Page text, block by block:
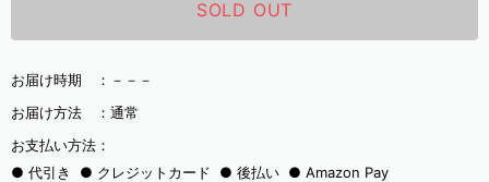
SOLD OUT
お届け時期 ： －－－
お届け方法 ： 通常
お支払い方法：
代引き
クレジットカード 後払い Amazon Pay